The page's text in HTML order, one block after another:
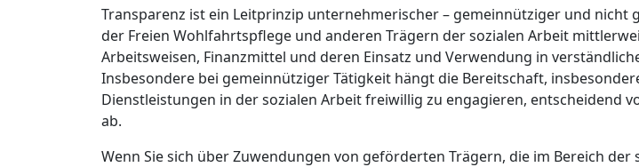
Transparenz ist ein Leitprinzip unternehmerischer – gemeinnütziger und nicht
der Freien Wohlfahrtspflege und anderen Trägern der sozialen Arbeit
Arbeitsweisen, Finanzmittel und deren Einsatz und Verwendung in
Insbesondere bei gemeinnütziger Tätigkeit hängt die Bereitschaft,
Dienstleistungen in der sozialen Arbeit freiwillig zu engagieren, entscheidend
ab.
Wenn Sie sich über Zuwendungen von geförderten Trägern, die im Bereich